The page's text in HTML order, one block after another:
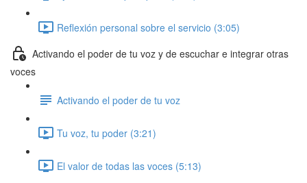
Reflexión personal sobre el servicio (3:05)
Activando el poder de tu voz y de escuchar e integrar otras
voces
Activando el poder de tu voz
Tu voz, tu poder (3:21)
El valor de todas las voces (5:13)